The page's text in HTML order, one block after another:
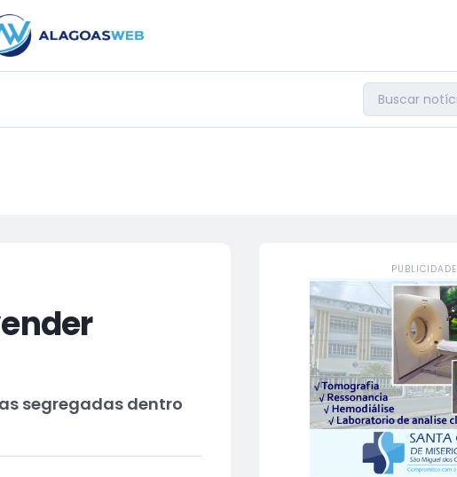
PUBLICIDADE
segregadas dentro
PUBLICIDADE